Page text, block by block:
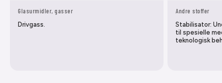
Glasurmidler, gasser
Drivgass.
Andre stoffer
Stabilisator:
til spesielle
teknologisk